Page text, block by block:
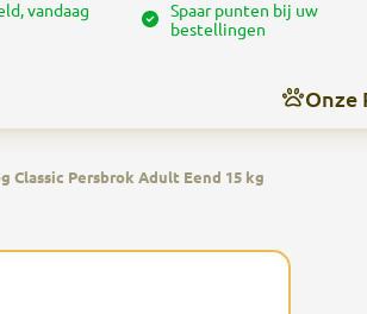
vandaag
Spaar punten bij uw
bestellingen
Onze
Classic Persbrok Adult Eend 15 kg